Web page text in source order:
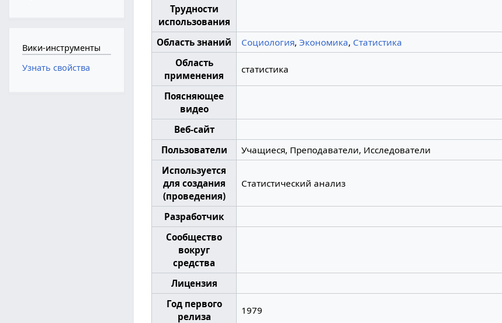
Трудности
использования
Область знаний
Социология, Экономика, Статистика
Область
применения
статистика
Поясняющее
видео
Веб-сайт
Пользователи
Учащиеся, Преподаватели, Исследователи
Используется
для создания
(проведения)
Статистический анализ
Разработчик
Сообщество
вокруг
средства
Лицензия
Год первого
релиза
1979
Вики-инструменты
Узнать свойства